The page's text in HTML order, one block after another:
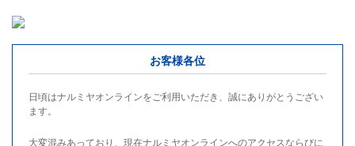
お客様各位
日頃はナルミヤオンラインをご利用いただき、誠にありがとうござい
ます。
大変混みあっており、現在ナルミヤオンラインへのアクセスならびに